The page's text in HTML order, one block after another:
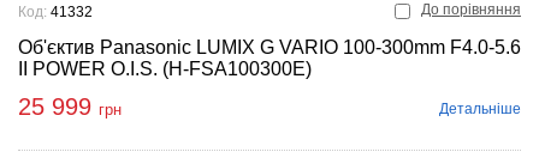
До порівняння
Об'єктив Panasonic LUMIX G VARIO 100-300mm F4.0-5.6
II POWER O.I.S. (H-FSA100300E)
Код: 41332
25 999 грн Детальніше